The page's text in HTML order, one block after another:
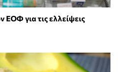
ΕΟΦ για τις ελλείψεις